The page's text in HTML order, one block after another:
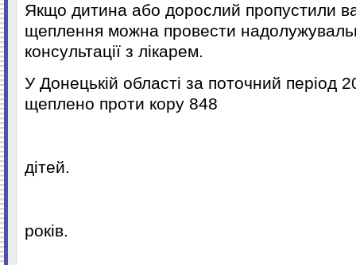
Якщо дитина або дорослий пропустили
щеплення можна провести
консультації з лікарем.
У Донецькій області за поточний період
щеплено проти кору 848
дітей.
років.